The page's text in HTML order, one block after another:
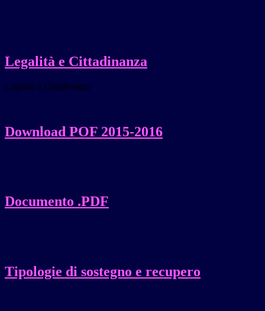
Legalità e Cittadinanza
Legalità e Cittadinanza
Download POF 2015-2016
Documento .PDF
Tipologie di sostegno e recupero